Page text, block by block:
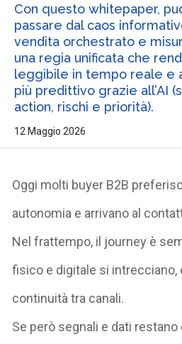
Con questo whitepaper,
passare dal caos
vendita orchestrato e
una regia unificata che
leggibile in tempo reale e
più predittivo grazie all’AI
action, rischi e priorità).
12 Maggio 2026
Oggi molti buyer B2B
autonomia e arrivano al
Nel frattempo, il journey è
fisico e digitale si intrecciano,
continuità tra canali.
Se però segnali e dati restano